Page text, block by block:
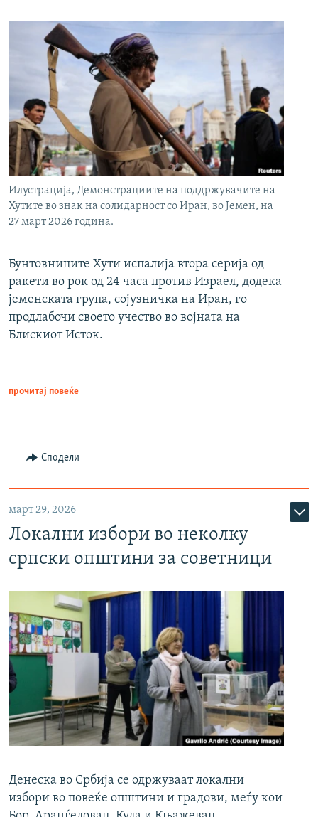
Илустрација, Демонстрациите на поддржувачите на
Хутите во знак на солидарност со Иран, во Јемен, на
27 март 2026 година.
Бунтовниците Хути испалија втора серија од
ракети во рок од 24 часа против Израел, додека
јеменската група, сојузничка на Иран, го
продлабочи своето учество во војната на
Блискиот Исток.
прочитај повеќе
Сподели
март 29, 2026
Локални избори во неколку
српски општини за советници
Денеска во Србија се одржуваат локални
избори во повеќе општини и градови, меѓу кои